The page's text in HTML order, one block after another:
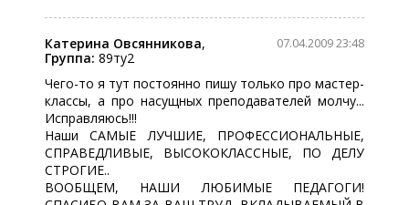
07.04.2009 23:48
Катерина Овсянникова,
Группа: 89ту2
Чего-то я тут постоянно пишу только про мастер-
классы, а про насущных преподавателей молчу...
Исправляюсь!!!
Наши САМЫЕ ЛУЧШИЕ, ПРОФЕССИОНАЛЬНЫЕ,
СПРАВЕДЛИВЫЕ, ВЫСОКОКЛАССНЫЕ, ПО ДЕЛУ
СТРОГИЕ..
ВООБЩЕМ, НАШИ ЛЮБИМЫЕ ПЕДАГОГИ!